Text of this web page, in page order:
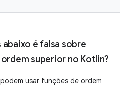
abaixo é falsa sobre
superior no Kotlin?
usar funções de ordem